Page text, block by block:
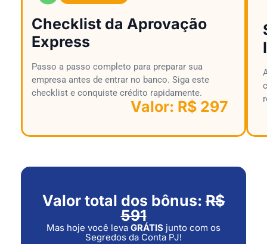
Checklist da Aprovação
Express
Passo a passo completo para preparar sua
empresa antes de entrar no banco. Siga este
checklist e conquiste crédito rapidamente.
Valor: R$ 297​
Valor total dos bônus: R$
591
Mas hoje você leva GRÁTIS junto com os
Segredos da Conta PJ!